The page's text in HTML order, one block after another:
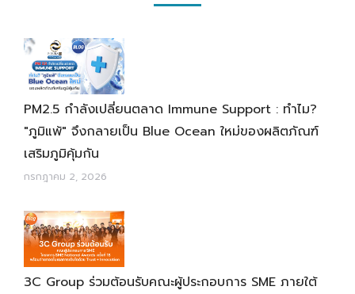
PM2.5 กำลังเปลี่ยนตลาด Immune Support : ทำไม?
"ภูมิแพ้" จึงกลายเป็น Blue Ocean ใหม่ของผลิตภัณฑ์
เสริมภูมิคุ้มกัน
กรกฎาคม 2, 2026
3C Group ร่วมต้อนรับคณะผู้ประกอบการ SME ภายใต้